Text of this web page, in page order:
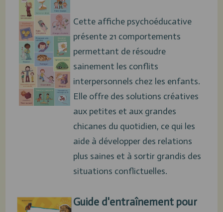
Cette affiche psychoéducative
présente 21 comportements
permettant de résoudre
sainement les conflits
interpersonnels chez les enfants.
Elle offre des solutions créatives
aux petites et aux grandes
chicanes du quotidien, ce qui les
aide à développer des relations
plus saines et à sortir grandis des
situations conflictuelles.
Guide d'entraînement pour